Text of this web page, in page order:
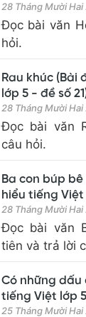
28 Tháng Mười Hai
Đọc bài văn
hỏi.
Rau khúc (Bài
lớp 5 - đề số
28 Tháng Mười Hai
Đọc bài văn
câu hỏi.
Ba con búp
hiểu tiếng
28 Tháng Mười Hai
Đọc bài văn
tiên và trả lời
Có những dấu
tiếng Việt lớp
25 Tháng Mười Hai